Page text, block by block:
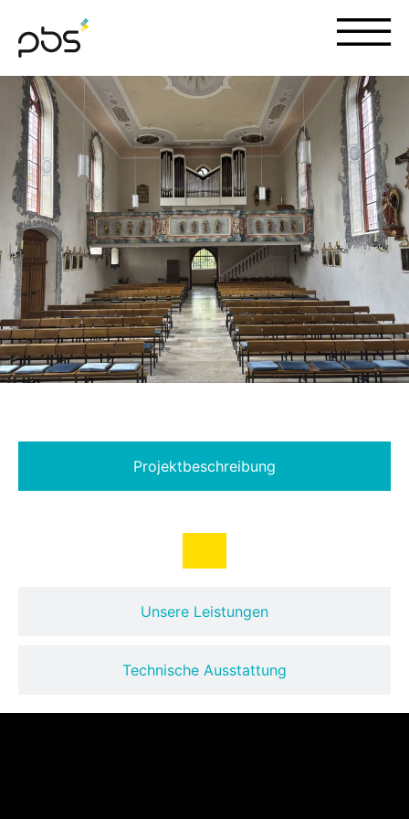
Projektbeschreibung
Unsere Leistungen
Technische Ausstattung